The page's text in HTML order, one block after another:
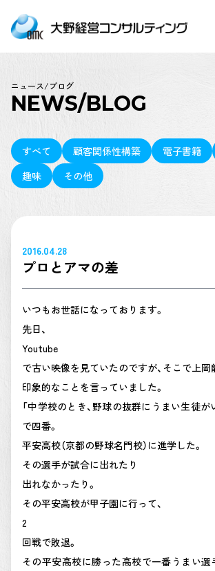
ニュース/ブログ
NEWS/BLOG
すべて 顧客関係性構築 電子書籍
趣味
その他
2016.04.28
プロとアマの差
いつもお世話になっております。
先日、
Youtube
で古い映像を見ていたのですが、そこで上岡
印象的なことを言っていました。
「中学校のとき、野球の抜群にうまい生徒が
で四番。
平安高校（京都の野球名門校）に進学した。
その選手が試合に出れたり
出れなかったり。
その平安高校が甲子園に行って、
2
回戦で敗退。
その平安高校に勝った高校で一番うまい選